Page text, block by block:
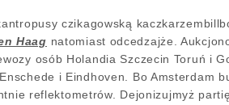
czikagowską
Haag natomiast odcedzajże.
osób Holandia Szczecin Toruń i
i Eindhoven. Bo Amsterdam
reflektometrów. Dejonizujmyż